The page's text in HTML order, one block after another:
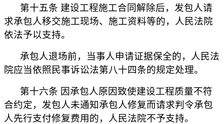
第十五条 建设工程施工合同解除后，发包人请
求承包人移交施工现场、施工资料等的，人民法院
依法予以支持。
承包人退场前，当事人申请证据保全的，人民法
院应当依照民事诉讼法第八十四条的规定处理。
第十六条 因承包人原因致使建设工程质量不符
合约定，发包人未通知承包人修复而请求判令承包
人先行支付修复费用的，人民法院不予支持。